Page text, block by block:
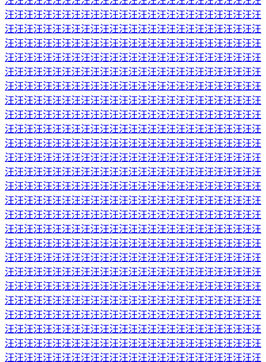
汪汪汪汪汪汪汪汪汪汪汪汪汪汪汪汪汪汪汪汪汪汪汪汪汪汪汪
汪汪汪汪汪汪汪汪汪汪汪汪汪汪汪汪汪汪汪汪汪汪汪汪汪汪汪
汪汪汪汪汪汪汪汪汪汪汪汪汪汪汪汪汪汪汪汪汪汪汪汪汪汪汪
汪汪汪汪汪汪汪汪汪汪汪汪汪汪汪汪汪汪汪汪汪汪汪汪汪汪汪
汪汪汪汪汪汪汪汪汪汪汪汪汪汪汪汪汪汪汪汪汪汪汪汪汪汪汪
汪汪汪汪汪汪汪汪汪汪汪汪汪汪汪汪汪汪汪汪汪汪汪汪汪汪汪
汪汪汪汪汪汪汪汪汪汪汪汪汪汪汪汪汪汪汪汪汪汪汪汪汪汪汪
汪汪汪汪汪汪汪汪汪汪汪汪汪汪汪汪汪汪汪汪汪汪汪汪汪汪汪
汪汪汪汪汪汪汪汪汪汪汪汪汪汪汪汪汪汪汪汪汪汪汪汪汪汪汪
汪汪汪汪汪汪汪汪汪汪汪汪汪汪汪汪汪汪汪汪汪汪汪汪汪汪汪
汪汪汪汪汪汪汪汪汪汪汪汪汪汪汪汪汪汪汪汪汪汪汪汪汪汪汪
汪汪汪汪汪汪汪汪汪汪汪汪汪汪汪汪汪汪汪汪汪汪汪汪汪汪汪
汪汪汪汪汪汪汪汪汪汪汪汪汪汪汪汪汪汪汪汪汪汪汪汪汪汪汪
汪汪汪汪汪汪汪汪汪汪汪汪汪汪汪汪汪汪汪汪汪汪汪汪汪汪汪
汪汪汪汪汪汪汪汪汪汪汪汪汪汪汪汪汪汪汪汪汪汪汪汪汪汪汪
汪汪汪汪汪汪汪汪汪汪汪汪汪汪汪汪汪汪汪汪汪汪汪汪汪汪汪
汪汪汪汪汪汪汪汪汪汪汪汪汪汪汪汪汪汪汪汪汪汪汪汪汪汪汪
汪汪汪汪汪汪汪汪汪汪汪汪汪汪汪汪汪汪汪汪汪汪汪汪汪汪汪
汪汪汪汪汪汪汪汪汪汪汪汪汪汪汪汪汪汪汪汪汪汪汪汪汪汪汪
汪汪汪汪汪汪汪汪汪汪汪汪汪汪汪汪汪汪汪汪汪汪汪汪汪汪汪
汪汪汪汪汪汪汪汪汪汪汪汪汪汪汪汪汪汪汪汪汪汪汪汪汪汪汪
汪汪汪汪汪汪汪汪汪汪汪汪汪汪汪汪汪汪汪汪汪汪汪汪汪汪汪
汪汪汪汪汪汪汪汪汪汪汪汪汪汪汪汪汪汪汪汪汪汪汪汪汪汪汪
汪汪汪汪汪汪汪汪汪汪汪汪汪汪汪汪汪汪汪汪汪汪汪汪汪汪汪
汪汪汪汪汪汪汪汪汪汪汪汪汪汪汪汪汪汪汪汪汪汪汪汪汪汪汪